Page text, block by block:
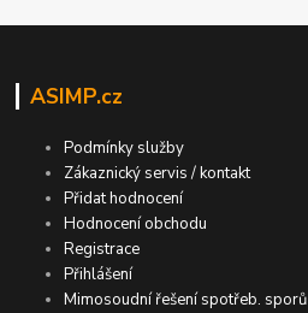
ASIMP.cz
Podmínky služby
Zákaznický servis / kontakt
Přidat hodnocení
Hodnocení obchodu
Registrace
Přihlášení
Mimosoudní řešení spotřeb. sporů